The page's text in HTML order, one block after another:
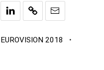
EUROVISION 2018 ·